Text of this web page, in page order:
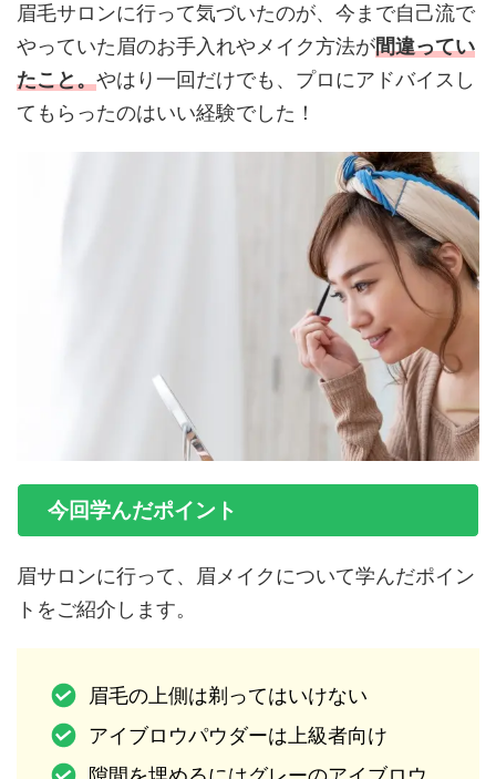
眉毛サロンに行って気づいたのが、今まで自己流で
やっていた眉のお手入れやメイク方法が間違ってい
たこと。やはり一回だけでも、プロにアドバイスし
てもらったのはいい経験でした！
今回学んだポイント
眉サロンに行って、眉メイクについて学んだポイン
トをご紹介します。
眉毛の上側は剃ってはいけない
アイブロウパウダーは上級者向け